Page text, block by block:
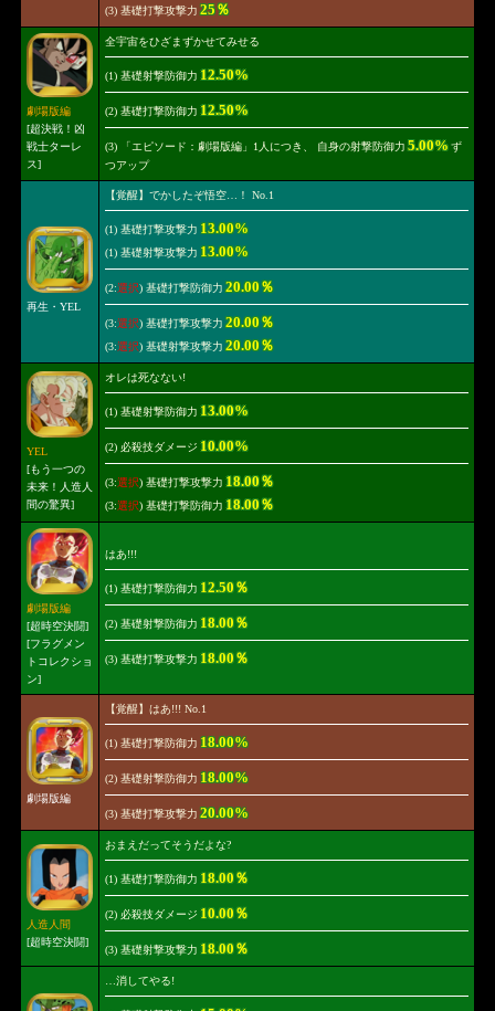
(3) 基礎打撃攻撃力 25％
劇場版編
[超決戦！凶
戦士ターレ
ス]
全宇宙をひざまずかせてみせる
(1) 基礎射撃防御力 12.50%
(2) 基礎打撃防御力 12.50%
(3) 「エピソード：劇場版編」1人につき、 自身の射撃防御力 5.00%ず
つアップ
再生・YEL
【覚醒】でかしたぞ悟空…！ No.1
(1) 基礎打撃攻撃力 13.00%
(1) 基礎射撃攻撃力 13.00%
(2:選択) 基礎打撃防御力 20.00％
(3:選択) 基礎打撃攻撃力 20.00％
(3:選択) 基礎射撃攻撃力 20.00％
YEL
[もう一つの
未来！人造人
間の驚異]
オレは死なない!
(1) 基礎射撃防御力 13.00%
(2) 必殺技ダメージ 10.00%
(3:選択) 基礎打撃攻撃力 18.00％
(3:選択) 基礎打撃防御力 18.00％
劇場版編
[超時空決闘]
[フラグメン
トコレクショ
ン]
はあ!!!
(1) 基礎打撃防御力 12.50％
(2) 基礎射撃防御力 18.00％
(3) 基礎打撃攻撃力 18.00％
劇場版編
【覚醒】はあ!!! No.1
(1) 基礎打撃防御力 18.00%
(2) 基礎射撃防御力 18.00%
(3) 基礎打撃攻撃力 20.00%
人造人間
[超時空決闘]
おまえだってそうだよな?
(1) 基礎打撃防御力 18.00％
(2) 必殺技ダメージ 10.00％
(3) 基礎射撃攻撃力 18.00％
…消してやる!